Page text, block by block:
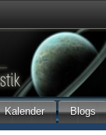
Kalender Blogs